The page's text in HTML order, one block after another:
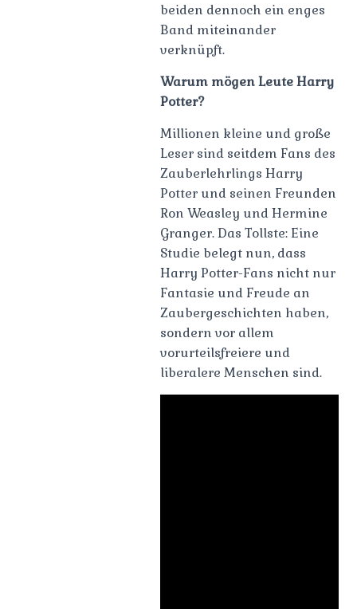
beiden dennoch ein enges
Band miteinander
verknüpft.
Warum mögen Leute Harry
Potter?
Millionen kleine und große
Leser sind seitdem Fans des
Zauberlehrlings Harry
Potter und seinen Freunden
Ron Weasley und Hermine
Granger. Das Tollste: Eine
Studie belegt nun, dass
Harry Potter-Fans nicht nur
Fantasie und Freude an
Zaubergeschichten haben,
sondern vor allem
vorurteilsfreiere und
liberalere Menschen sind.